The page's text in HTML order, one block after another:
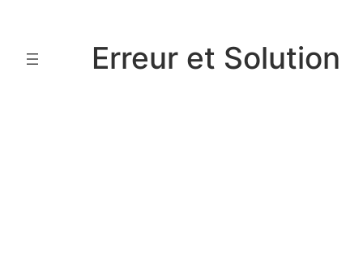
contenu
Erreur et Solution